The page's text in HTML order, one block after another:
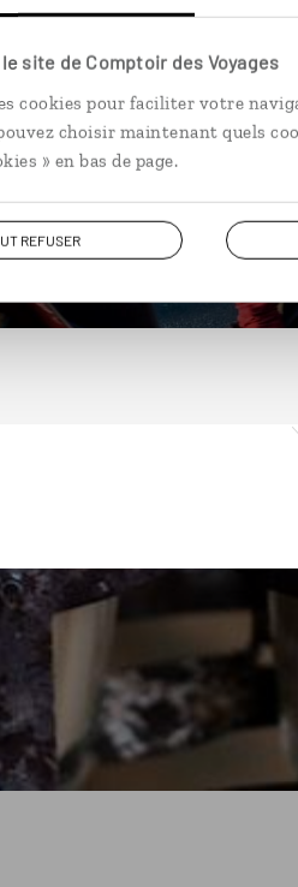
site de Comptoir des Voyages
cookies pour faciliter votre
choisir maintenant quels
» en bas de page.
REFUSER